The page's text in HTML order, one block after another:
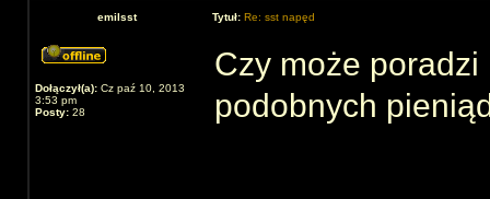
emilsst Tytuł: Re: sst napęd
Dołączył(a): Cz paź 10, 2013
3:53 pm
Posty: 28
Czy może
podobnych